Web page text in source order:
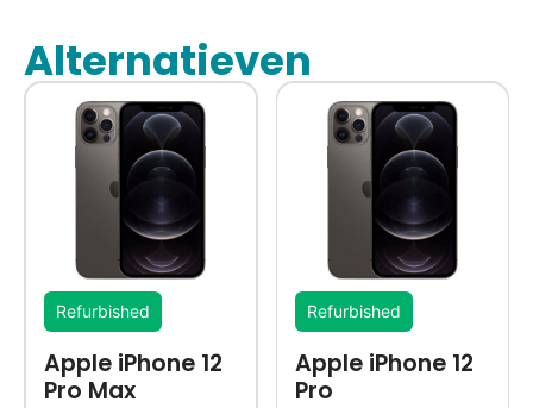
Alternatieven
Refurbished
Apple iPhone 12
Pro Max
Refurbished
Apple iPhone 12
Pro